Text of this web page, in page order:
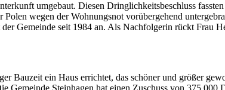
umgebaut. Diesen Dringlichkeitsbeschluss
wegen der Wohnungsnot vorübergehend
Gemeinde seit 1984 an. Als Nachfolgerin rückt Frau
Bauzeit ein Haus errichtet, das schöner und größer
Steinhagen hat einen Zuschuss von 375.000